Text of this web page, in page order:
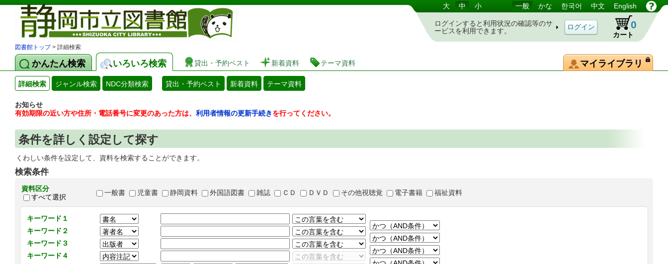
図書館 蔵書検索・予約システム 大 中 小 一般 かな 한국어 中文 English
ログインすると利用状況の確認等のサ
ービスを利用できます。
カート
0
図書館トップ> 詳細検索
かんたん検索 いろいろ検索 貸出・予約ベスト 新着資料 テーマ資料 マイライブラリ
詳細検索 ジャンル検索 NDC分類検索 貸出・予約ベスト 新着資料 テーマ資料
お知らせ
有効期限の近い方や住所・電話番号に変更のあった方は、 利用者情報の更新手続きを行ってください。
条件を詳しく設定して探す
くわしい条件を設定して、資料を検索することができます。
検索条件
資料区分
すべて選択
一般書 児童書 静岡資料 外国語図書 雑誌 ＣＤ ＤＶＤ その他視聴覚 電子書籍 福祉資料
キーワード１
キーワード２
キーワード３
キーワード４